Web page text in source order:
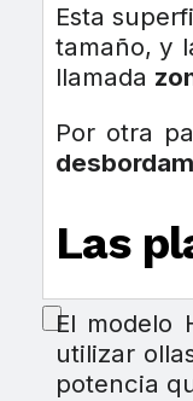
Esta
tamaño, y
llamada
Por otra
Las
El modelo
utilizar
potencia